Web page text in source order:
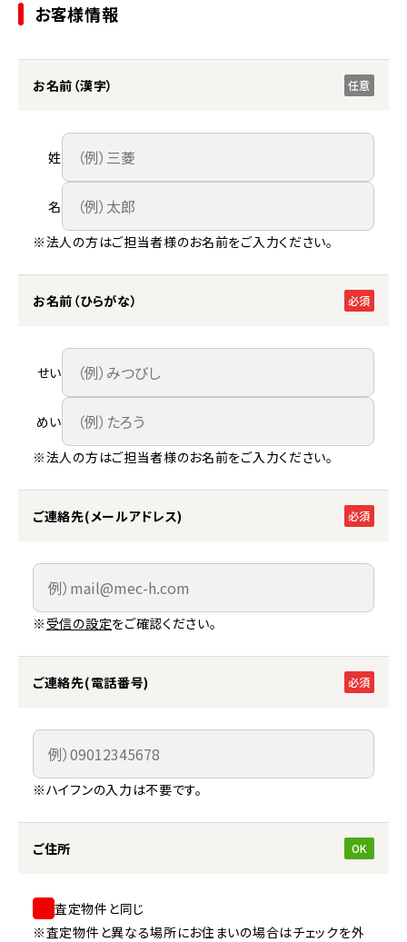
お客様情報
お名前（漢字） 任意
姓
名
※法人の方はご担当者様のお名前をご入力ください。
お名前（ひらがな） 必須
せい
めい
※法人の方はご担当者様のお名前をご入力ください。
ご連絡先(メールアドレス) 必須
※ 受信の設定をご確認ください。
ご連絡先(電話番号) 必須
※ハイフンの入力は不要です。
ご住所 OK
査定物件と同じ
※査定物件と異なる場所にお住まいの場合はチェックを外